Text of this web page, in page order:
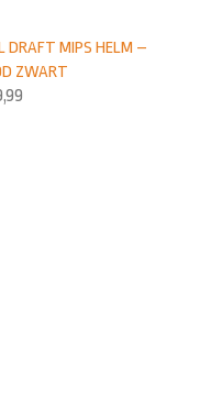
DRAFT MIPS HELM –
ZWART